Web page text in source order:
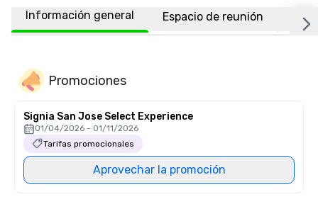
Información general Espacio de reunión
Promociones
Signia San Jose Select Experience
01/04/2026 - 01/11/2026
Tarifas promocionales
Aprovechar la promoción